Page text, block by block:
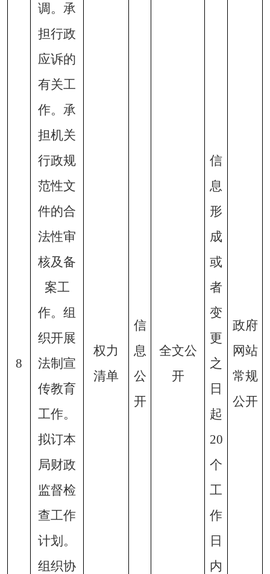
8
调。承
担行政
应诉的
有关工
作。承
担机关
行政规
范性文
件的合
法性审
核及备
案工
作。组
织开展
法制宣
传教育
工作。
拟订本
局财政
监督检
查工作
计划。
组织协
权力
清单
信
息
公
开
全文公
开
信
息
形
成
或
者
变
更
之
日
起
20
个
工
作
日
内
政府
网站
常规
公开